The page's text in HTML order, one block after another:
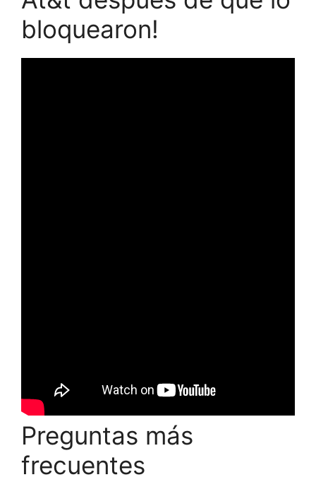
bloquearon!
Preguntas más
frecuentes